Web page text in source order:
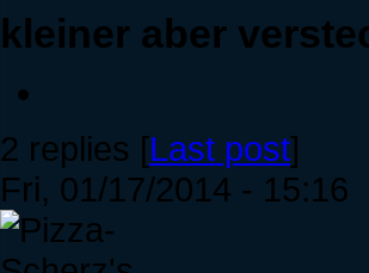
kleiner aber
2 replies [Last post]
Fri, 01/17/2014 - 15:16